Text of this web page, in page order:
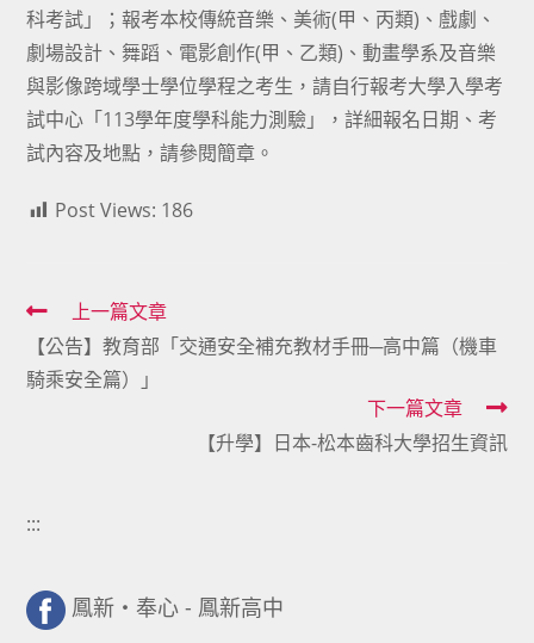
科考試」；報考本校傳統音樂、美術(甲、丙類)、戲劇、
劇場設計、舞蹈、電影創作(甲、乙類)、動畫學系及音樂
與影像跨域學士學位學程之考生，請自行報考大學入學考
試中心「113學年度學科能力測驗」，詳細報名日期、考
試內容及地點，請參閱簡章。
Post Views: 186
Read
more
articles
上一篇文章
【公告】教育部「交通安全補充教材手冊─高中篇（機車
騎乘安全篇）」
下一篇文章
【升學】日本-松本齒科大學招生資訊
:::
鳳新・奉心 - 鳳新高中